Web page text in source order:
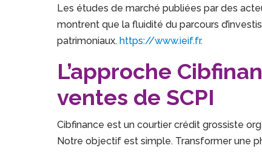
Les études de marché publiées par des
montrent que la fluidité du parcours
patrimoniaux. https://www.ieif.fr.
L’approche
ventes de SCPI
Cibfinance est un courtier crédit grossiste
Notre objectif est simple. Transformer une